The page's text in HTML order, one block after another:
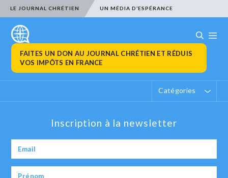
LE JOURNAL CHRÉTIEN UN MÉDIA D’ESPÉRANCE
FAITES UN DON AU JOURNAL CHRÉTIEN ET RÉDUIS
VOS IMPÔTS EN FRANCE
Catégories
Inscription à la newsletter